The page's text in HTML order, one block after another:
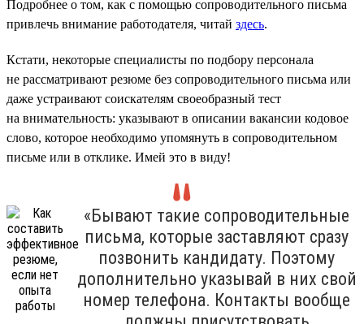
Подробнее о том, как с помощью сопроводительного письма
привлечь внимание работодателя, читай здесь.
Кстати, некоторые специалисты по подбору персонала
не рассматривают резюме без сопроводительного письма или
даже устраивают соискателям своеобразный тест
на внимательность: указывают в описании вакансии кодовое
слово, которое необходимо упомянуть в сопроводительном
письме или в отклике. Имей это в виду!
«Бывают такие сопроводительные
письма, которые заставляют сразу
позвонить кандидату. Поэтому
дополнительно указывай в них свой
номер телефона. Контакты вообще